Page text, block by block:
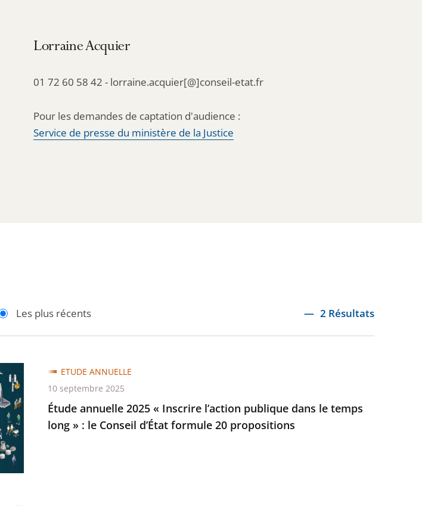
Lorraine Acquier
01 72 60 58 42 - lorraine.acquier[@]conseil-etat.fr
Pour les demandes de captation d'audience :
Service de presse du ministère de la Justice
Les plus récents 2 Résultats
Étude annuelle 2025 « Inscrire l’action publique dans le temps
long » : le Conseil d’État formule 20 propositions
ETUDE ANNUELLE
10 septembre 2025